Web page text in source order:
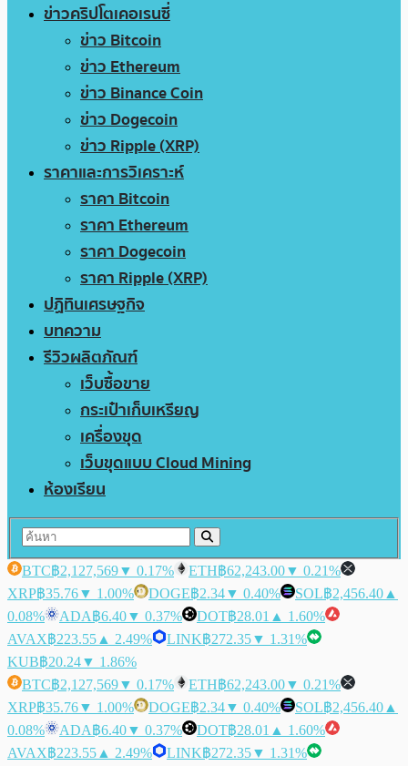
ข่าวคริปโตเคอเรนซี่
ข่าว Bitcoin
ข่าว Ethereum
ข่าว Binance Coin
ข่าว Dogecoin
ข่าว Ripple (XRP)
ราคาและการวิเคราะห์
ราคา Bitcoin
ราคา Ethereum
ราคา Dogecoin
ราคา Ripple (XRP)
ปฏิทินเศรษฐกิจ
บทความ
รีวิวผลิตภัณฑ์
เว็บซื้อขาย
กระเป๋าเก็บเหรียญ
เครื่องขุด
เว็บขุดแบบ Cloud Mining
ห้องเรียน
BTC฿2,127,569▼ 0.17% ETH฿62,243.00▼ 0.21%
XRP฿35.76▼ 1.00% DOGE฿2.34▼ 0.40% SOL฿2,456.40 ▲
0.08%
ADA฿6.40▼ 0.37% DOT฿28.01 ▲ 1.60%
AVAX฿223.55 ▲ 2.49% LINK฿272.35▼ 1.31%
KUB฿20.24▼ 1.86%
BTC฿2,127,569▼ 0.17% ETH฿62,243.00▼ 0.21%
XRP฿35.76▼ 1.00% DOGE฿2.34▼ 0.40% SOL฿2,456.40 ▲
0.08%
ADA฿6.40▼ 0.37% DOT฿28.01 ▲ 1.60%
AVAX฿223.55 ▲ 2.49% LINK฿272.35▼ 1.31%